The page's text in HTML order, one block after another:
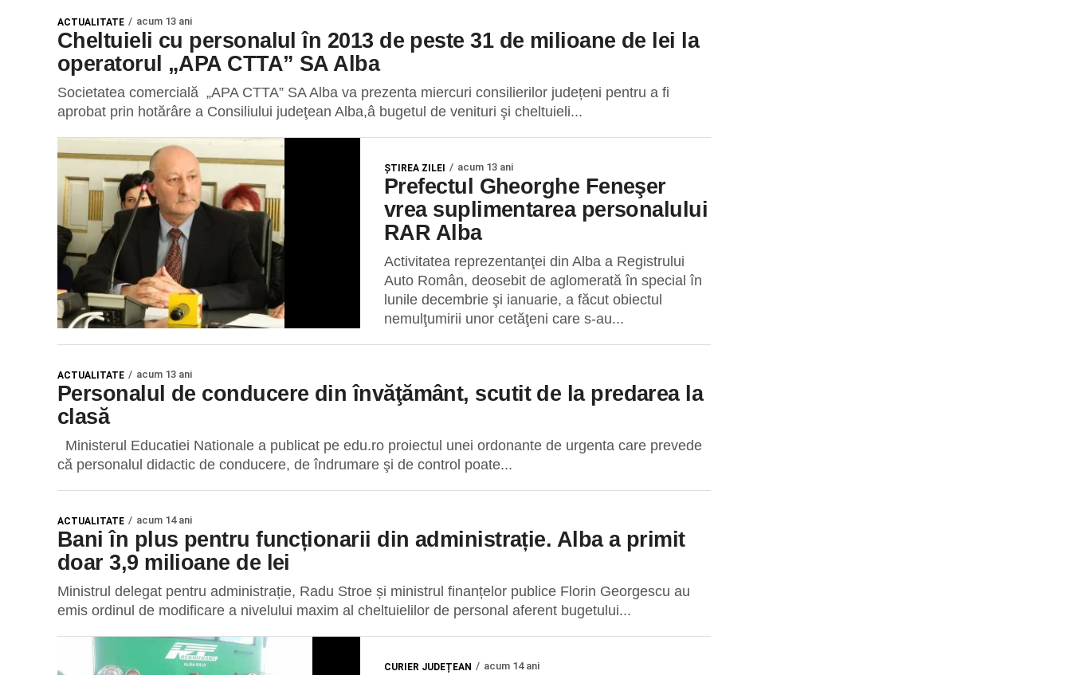
ACTUALITATE acum 13 ani
Cheltuieli cu personalul în 2013 de peste 31 de milioane de lei la
operatorul „APA CTTA” SA Alba
Societatea comercială „APA CTTA” SA Alba va prezenta miercuri consilierilor județeni pentru a fi
aprobat prin hotărâre a Consiliului judeţean Alba,â bugetul de venituri şi cheltuieli...
ŞTIREA ZILEI acum 13 ani
Prefectul Gheorghe Feneşer
vrea suplimentarea personalului
RAR Alba
Activitatea reprezentanţei din Alba a Registrului
Auto Român, deosebit de aglomerată în special în
lunile decembrie şi ianuarie, a făcut obiectul
nemulţumirii unor cetăţeni care s-au...
ACTUALITATE acum 13 ani
Personalul de conducere din învăţământ, scutit de la predarea la
clasă
Ministerul Educatiei Nationale a publicat pe edu.ro proiectul unei ordonante de urgenta care prevede
că personalul didactic de conducere, de îndrumare şi de control poate...
ACTUALITATE acum 14 ani
Bani în plus pentru funcționarii din administrație. Alba a primit
doar 3,9 milioane de lei
Ministrul delegat pentru administrație, Radu Stroe și ministrul finanțelor publice Florin Georgescu au
emis ordinul de modificare a nivelului maxim al cheltuielilor de personal aferent bugetului...
CURIER JUDEȚEAN acum 14 ani